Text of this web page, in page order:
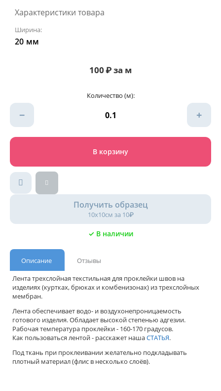
Характеристики товара
Ширина:
20 мм
100₽за м
Количество (м):
− +
В корзину
Получить образец
10х10см за 10₽
✓ В наличии
Описание
Отзывы
Лента трехслойная текстильная для проклейки швов на
изделиях (куртках, брюках и комбенизонах) из трехслойных
мембран.
Лента обеспечивает водо- и воздухонепроницаемость
готового изделия. Обладает высокой степенью адгезии.
Рабочая температура проклейки - 160-170 градусов.
Как пользоваться лентой - расскажет нашаСТАТЬЯ.
Под ткань при проклеивании желательно подкладывать
плотный материал (флис в несколько слоёв).